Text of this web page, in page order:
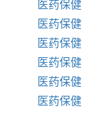
医药保健
医药保健
医药保健
医药保健
医药保健
医药保健